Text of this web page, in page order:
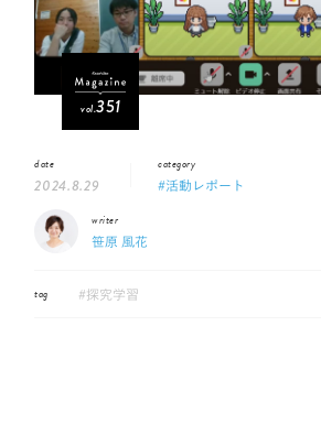
vol.351
date
2024.8.29
category
#活動レポート
writer
笹原 風花
tag #探究学習